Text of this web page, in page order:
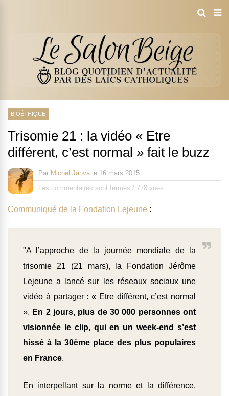
BIOÉTHIQUE
Trisomie 21 : la vidéo « Etre
différent, c’est normal » fait le buzz
Par Michel Janva le 16 mars 2015
Les commentaires sont fermés / 778 vues
Communiqué de la Fondation Lejeune :
"A l’approche de la journée mondiale de la
trisomie 21 (21 mars), la Fondation Jérôme
Lejeune a lancé sur les réseaux sociaux une
vidéo à partager : « Etre différent, c’est normal
». En 2 jours, plus de 30 000 personnes ont
visionnée le clip, qui en un week-end s’est
hissé à la 30ème place des plus populaires
en France.
En interpellant sur la norme et la différence,